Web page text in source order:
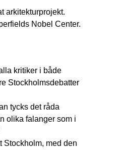
arkitekturprojekt.
Nobel Center.
kritiker i både
Stockholmsdebatter
tycks det råda
olika falanger som i
Stockholm, med den